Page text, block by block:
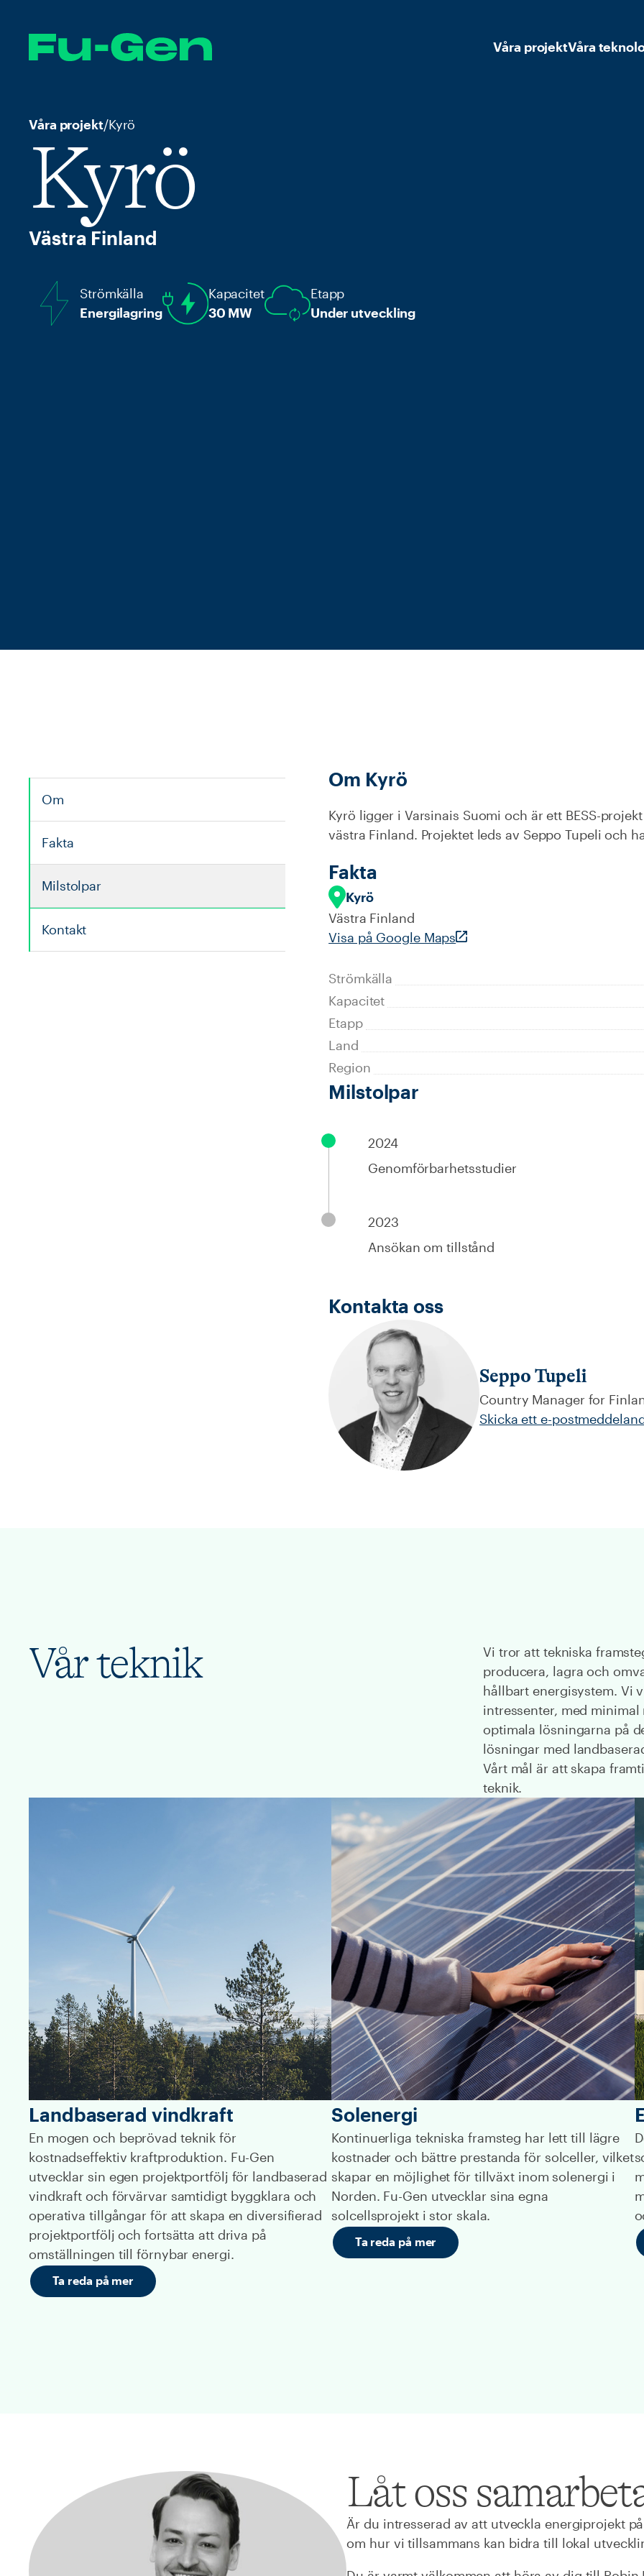
Våra projektVåra
Våra projekt/Kyrö
Kyrö
Västra Finland
Strömkälla
Energilagring
Kapacitet
30 MW
Etapp
Under utveckling
Om
Fakta
Milstolpar
Kontakt
Om Kyrö
Kyrö ligger i Varsinais Suomi och är ett BESS-
västra Finland. Projektet leds av Seppo Tupeli och
Fakta
Kyrö
Västra Finland
Visa på Google Maps
Strömkälla
Kapacitet
Etapp
Land
Region
Milstolpar
2023
Ansökan om tillstånd
2024
Genomförbarhetsstudier
Kontakta oss
Seppo Tupeli
Country Manager for
Skicka ett e-
Vår teknik
Vi tror att tekniska
producera, lagra och
hållbart energisystem. Vi
intressenter, med
optimala lösningarna på
lösningar med
Vårt mål är att skapa
teknik.
Landbaserad vindkraft
En mogen och beprövad teknik för
kostnadseffektiv kraftproduktion. Fu-Gen
utvecklar sin egen projektportfölj för landbaserad
vindkraft och förvärvar samtidigt byggklara och
operativa tillgångar för att skapa en diversifierad
projektportfölj och fortsätta att driva på
omställningen till förnybar energi.
Ta reda på mer
Solenergi
Kontinuerliga tekniska framsteg har lett till lägre
kostnader och bättre prestanda för solceller, vilket
skapar en möjlighet för tillväxt inom solenergi i
Norden. Fu-Gen utvecklar sina egna
solcellsprojekt i stor skala.
Ta reda på mer
Låt oss
Är du intresserad av att utveckla energiprojekt
om hur vi tillsammans kan bidra till lokal